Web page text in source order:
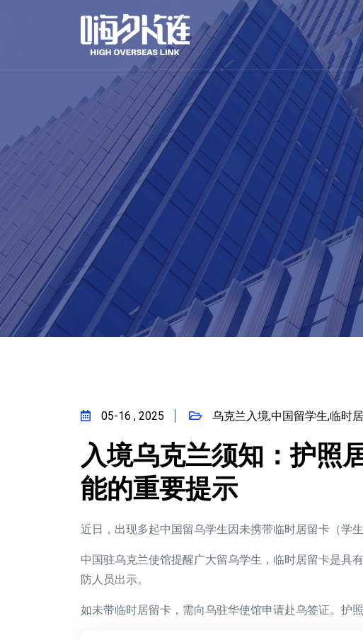
05-16 , 2025 乌克兰入境,中国留学生,临时
入境乌克兰须知：护照
能的重要提示
近日，出现多起中国留乌学生因未携带临时居留卡（学
中国驻乌克兰使馆提醒广大留乌学生，临时居留卡是具
防人员出示。
如未带临时居留卡，需向乌驻华使馆申请赴乌签证。护